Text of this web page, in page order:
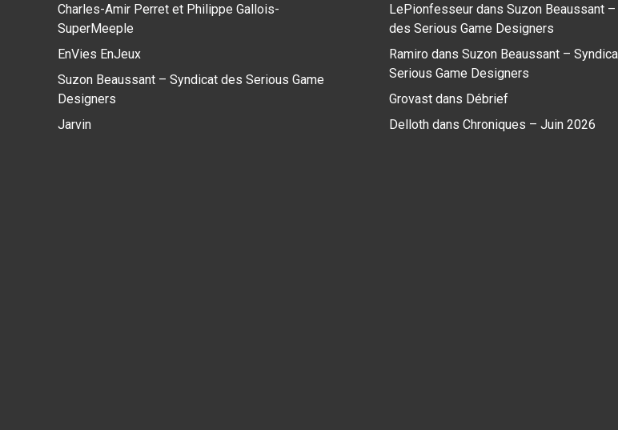
Charles-Amir Perret et Philippe Gallois-
SuperMeeple
EnVies EnJeux
Suzon Beaussant – Syndicat des Serious Game
Designers
Jarvin
LePionfesseur dans Suzon Beaussant
des Serious Game Designers
Ramiro dans Suzon Beaussant –
Serious Game Designers
Grovast dans Débrief
Delloth dans Chroniques – Juin 2026